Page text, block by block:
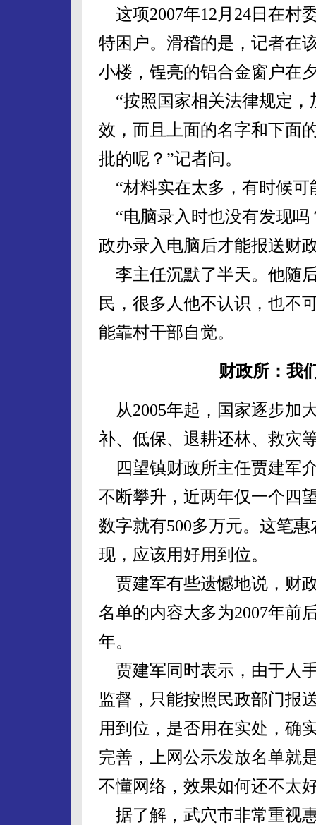
这项2007年12月24日在村
特困户。滑稽的是，记者在
小楼，锃亮的铝合金窗户在
“按照国家相关法律规定，
效，而且上面的名字和下面
批的呢？”记者问。
“材料实在太多，有时候可
“电脑录入时也没有发现吗
政办录入电脑后才能报送财
李主任沉默了半天。他随
民，很多人他不认识，也不
能靠村干部自觉。
财政所：我
从2005年起，国家逐步加
补、低保、退耕还林、救灾
四望镇财政所主任贾建军
不断攀升，近两年仅一个四
数字就有500多万元。这笔
现，应该用好用到位。
贾建军有些遗憾地说，财
名单的内容大多为2007年前
年。
贾建军同时表示，由于人
监督，只能按照民政部门报
用到位，是否用在实处，确
完善，上网公示发放名单就
不懂网络，效果如何还不太
据了解，武穴市非常重视